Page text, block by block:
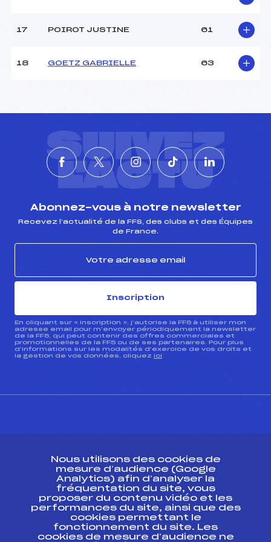
17 POIROT JUSTINE 61
18 GOETZ GABRIELLE 63
SUIVEZ
L'ACTU
Abonnez-vous à notre newsletter
Recevez l’actualité de la FFS, des clubs et des Équipes
de France.
Inscription
En cliquant sur « inscription », j’autorise la FFS à utiliser mon
adresse email pour m’envoyer périodiquement la newsletter
de la FFS, qui peut contenir des offres commerciales et
promotionnelles de la FFS ou de ses partenaires. Pour plus
d’informations sur les modalités d’exercice de vos droits et
la gestion de vos données, cliquez ici
Ressources
Pass’Neige
Projet sportif fédéral
Projet de performance fédéral
Nous utilisons des cookies de
mesure d’audience (Google
Analytics) afin d’analyser la
fréquentation du site, vous
proposer du contenu vidéo et les
performances du site, ainsi que des
cookies permettant le
fonctionnement du site. Les
cookies de mesure d’audience ne